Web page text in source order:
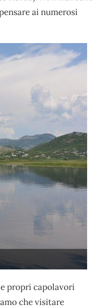
ai numerosi
propri capolavori
che visitare